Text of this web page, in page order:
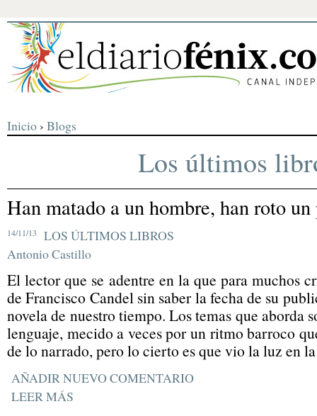
Inicio › Blogs
Los últimos
Han matado a un hombre, han roto un
14/11/13
LOS ÚLTIMOS LIBROS
Antonio Castillo
El lector que se adentre en la que para muchos
de Francisco Candel sin saber la fecha de su
novela de nuestro tiempo. Los temas que aborda
lenguaje, mecido a veces por un ritmo barroco
de lo narrado, pero lo cierto es que vio la luz en
AÑADIR NUEVO COMENTARIO
LEER MÁS